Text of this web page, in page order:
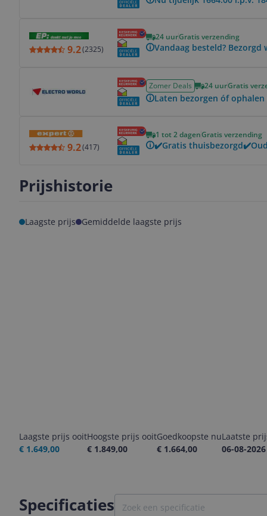
9.2(2325)
24 uurGratis verzending
Vandaag besteld?
Zomer Deals 24 uurGratis
Laten bezorgen óf
9.2(417)
1 tot 2 dagenGratis verzending
✔️Gratis
Prijshistorie
Laagste prijs Gemiddelde laagste prijs
Laagste prijs ooit
€ 1.649,00
Hoogste prijs ooit
€ 1.849,00
Goedkoopste nu
€ 1.664,00
Laatste
06-08-2026
Specificaties